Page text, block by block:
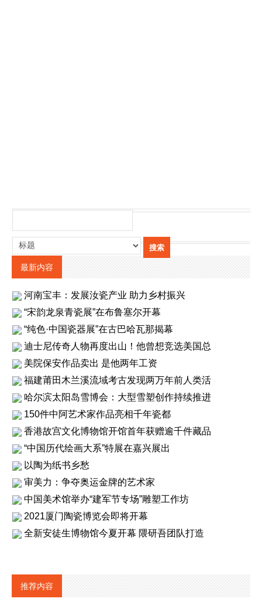
最新内容
河南宝丰：发展汝瓷产业 助力乡村振兴
“宋韵龙泉青瓷展”在布鲁塞尔开幕
“纯色·中国瓷器展”在古巴哈瓦那揭幕
迪士尼传奇人物再度出山！他曾想竞选美国总
美院保安作品卖出 是他两年工资
福建莆田木兰溪流域考古发现两万年前人类活
哈尔滨太阳岛雪博会：大型雪塑创作持续推进
150件中阿艺术家作品亮相千年瓷都
香港故宫文化博物馆开馆首年获赠逾千件藏品
“中国历代绘画大系”特展在嘉兴展出
以陶为纸书乡愁
审美力：争夺奥运金牌的艺术家
中国美术馆举办“建军节专场”雕塑工作坊
2021厦门陶瓷博览会即将开幕
全新安徒生博物馆今夏开幕 隈研吾团队打造
推荐内容